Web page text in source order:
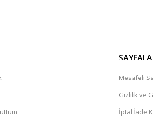
Mesafeli
Gizlilik ve
İptal İade